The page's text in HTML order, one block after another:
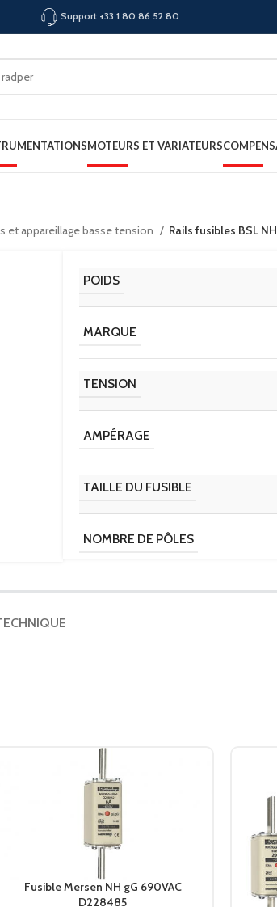
Support +33 1 80 86 52 80
MOTEURS ET VARIATEURS
et appareillage basse tension Rails fusibles BSL
POIDS
MARQUE
TENSION
AMPÉRAGE
TAILLE DU FUSIBLE
NOMBRE DE PÔLES
TYPE DE FUSIBLE / CLASSE
Fusible Mersen NH gG 690VAC
D228485